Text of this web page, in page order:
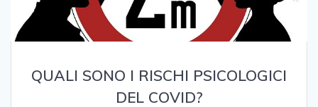
QUALI SONO I RISCHI PSICOLOGICI
DEL COVID?